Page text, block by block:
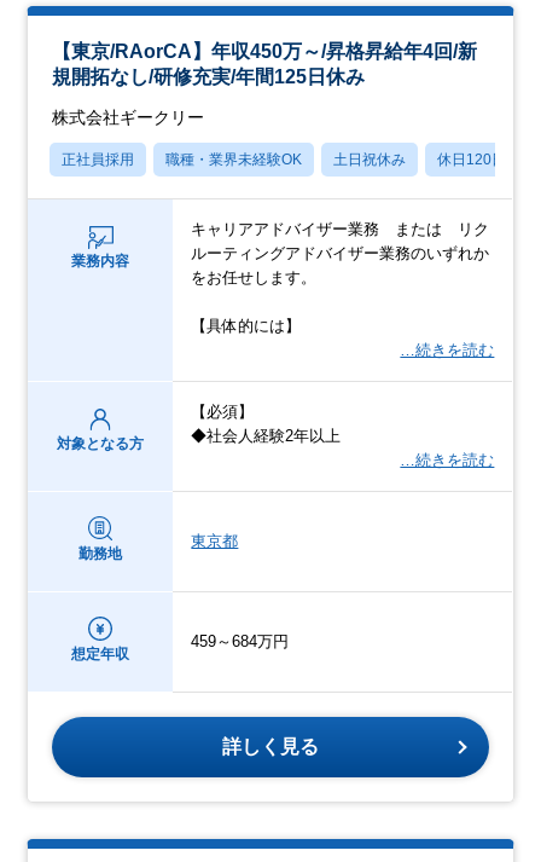
【東京/RAorCA】年収450万～/昇格昇給年4回/新
規開拓なし/研修充実/年間125日休み
株式会社ギークリー
正社員採用 職種・業界未経験OK 土日祝休み 休日120日以上
業務内容
キャリアアドバイザー業務 または リク
ルーティングアドバイザー業務のいずれか
をお任せします。
【具体的には】
…続きを読む
対象となる方
【必須】
◆社会人経験2年以上
…続きを読む
勤務地
東京都
想定年収
459～684万円
詳しく見る